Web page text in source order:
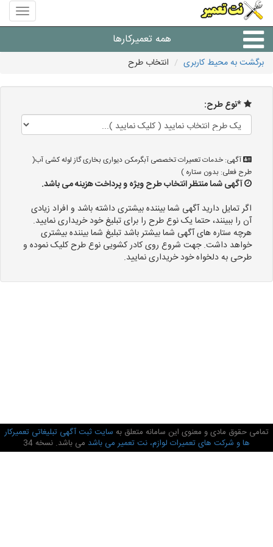
منوی
سایت
تعمیر
همه تعمیرکارها
برگشت به محیط کاربری انتخاب طرح
*نوع طرح:
آگهی: خدمات تعمیرات تخصصی آبگرمکن دیواری بخاری گاز لوله کشی آب(
طرح فعلی: بدون ستاره )
آگهی شما منتظر انتخاب طرح ویژه و پرداخت هزینه می باشد.
اگر تمایل دارید آگهی شما بیننده بیشتری داشته باشد و افراد زیادی
آن را ببینند، حتما یک نوع طرح را برای تبلیغ خود خریداری نمایید.
هرچه ستاره های آگهی شما بیشتر باشد تبلیغ شما بیننده بیشتری
خواهد داشت. جهت شروع روی کادر کشویی نوع طرح کلیک نموده و
طرحی به دلخواه خود خریداری نمایید.
تمامی حقوق مادی و معنوی این سامانه متعلق به سایت ثبت آگهی تبلیغاتی تعمیرکار
ها و شرکت های تعمیرات لوازم، نت تعمیر می باشد می باشد. نسخه 34